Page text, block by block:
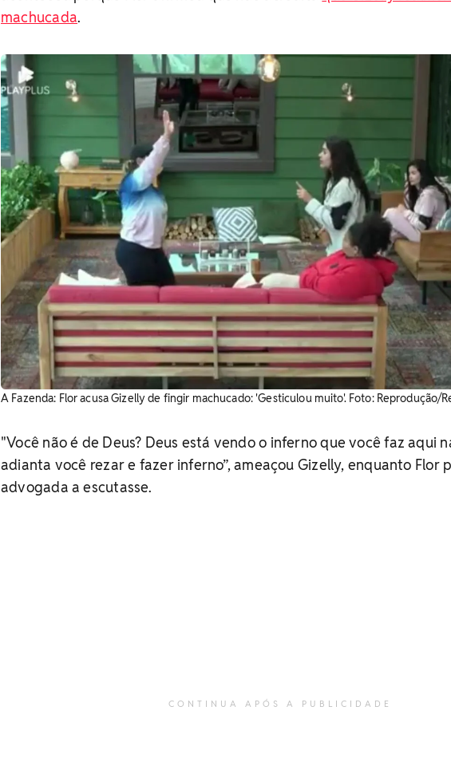
machucada.
A Fazenda: Flor acusa Gizelly de fingir machucado: 'Gesticulou muito'. Foto: Reprodução/
"Você não é de Deus? Deus está vendo o inferno que você faz aqui
adianta você rezar e fazer inferno”, ameaçou Gizelly, enquanto Flor
advogada a escutasse.
CONTINUA APÓS A PUBLICIDADE